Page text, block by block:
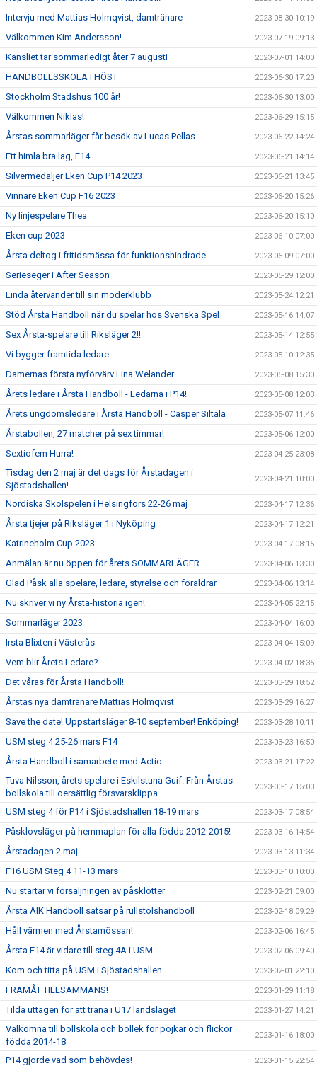
Intervju med Mattias Holmqvist, damtränare 2023-08-30 10:19
Välkommen Kim Andersson! 2023-07-19 09:13
Kansliet tar sommarledigt åter 7 augusti 2023-07-01 14:00
HANDBOLLSSKOLA I HÖST 2023-06-30 17:20
Stockholm Stadshus 100 år! 2023-06-30 13:00
Välkommen Niklas! 2023-06-29 15:15
Årstas sommarläger får besök av Lucas Pellas 2023-06-22 14:24
Ett himla bra lag, F14 2023-06-21 14:14
Silvermedaljer Eken Cup P14 2023 2023-06-21 13:45
Vinnare Eken Cup F16 2023 2023-06-20 15:26
Ny linjespelare Thea 2023-06-20 15:10
Eken cup 2023 2023-06-10 07:00
Årsta deltog i fritidsmässa för funktionshindrade 2023-06-09 07:00
Serieseger i After Season 2023-05-29 12:00
Linda återvänder till sin moderklubb 2023-05-24 12:21
Stöd Årsta Handboll när du spelar hos Svenska Spel 2023-05-16 14:07
Sex Årsta-spelare till Riksläger 2!! 2023-05-14 12:55
Vi bygger framtida ledare 2023-05-10 12:35
Damernas första nyförvärv Lina Welander 2023-05-08 15:30
Årets ledare i Årsta Handboll - Ledarna i P14! 2023-05-08 12:03
Årets ungdomsledare i Årsta Handboll - Casper Siltala 2023-05-07 11:46
Årstabollen, 27 matcher på sex timmar! 2023-05-06 12:00
Sextiofem Hurra! 2023-04-25 23:08
Tisdag den 2 maj är det dags för Årstadagen i
Sjöstadshallen!
2023-04-21 10:00
Nordiska Skolspelen i Helsingfors 22-26 maj 2023-04-17 12:36
Årsta tjejer på Riksläger 1 i Nyköping 2023-04-17 12:21
Katrineholm Cup 2023 2023-04-17 08:15
Anmälan är nu öppen för årets SOMMARLÄGER 2023-04-06 13:30
Glad Påsk alla spelare, ledare, styrelse och föräldrar 2023-04-06 13:14
Nu skriver vi ny Årsta-historia igen! 2023-04-05 22:15
Sommarläger 2023 2023-04-04 16:00
Irsta Blixten i Västerås 2023-04-04 15:09
Vem blir Årets Ledare? 2023-04-02 18:35
Det våras för Årsta Handboll! 2023-03-29 18:52
Årstas nya damtränare Mattias Holmqvist 2023-03-29 16:27
Save the date! Uppstartsläger 8-10 september! Enköping! 2023-03-28 10:11
USM steg 4 25-26 mars F14 2023-03-23 16:50
Årsta Handboll i samarbete med Actic 2023-03-21 17:22
Tuva Nilsson, årets spelare i Eskilstuna Guif. Från Årstas
bollskola till oersättlig försvarsklippa.
2023-03-17 15:03
USM steg 4 för P14 i Sjöstadshallen 18-19 mars 2023-03-17 08:54
Påsklovsläger på hemmaplan för alla födda 2012-2015! 2023-03-16 14:54
Årstadagen 2 maj 2023-03-13 11:34
F16 USM Steg 4 11-13 mars 2023-03-10 10:00
Nu startar vi försäljningen av påsklotter 2023-02-21 09:00
Årsta AIK Handboll satsar på rullstolshandboll 2023-02-18 09:29
Håll värmen med Årstamössan! 2023-02-06 16:45
Årsta F14 är vidare till steg 4A i USM 2023-02-06 09:40
Kom och titta på USM i Sjöstadshallen 2023-02-01 22:10
FRAMÅT TILLSAMMANS! 2023-01-29 11:18
Tilda uttagen för att träna i U17 landslaget 2023-01-27 14:21
Välkomna till bollskola och bollek för pojkar och flickor
födda 2014-18
2023-01-16 18:00
P14 gjorde vad som behövdes! 2023-01-15 22:54